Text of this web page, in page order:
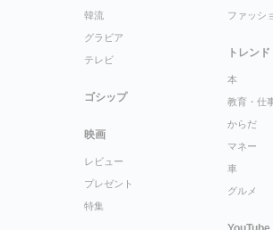
韓流
グラビア
テレビ
ゴシップ
映画
レビュー
プレゼント
特集
ファッシ
トレンド
本
教育・仕
からだ
マネー
車
グルメ